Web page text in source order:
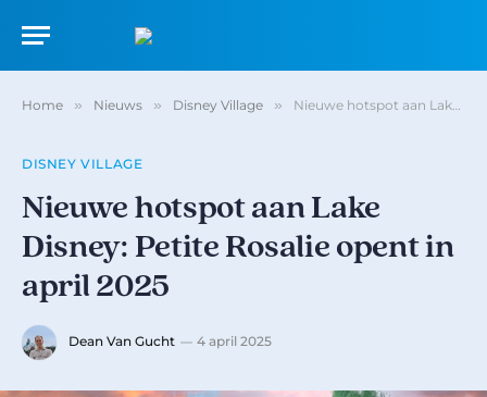
Home » Nieuws » Disney Village » Nieuwe hotspot aan Lake Disney: Petite Rosalie opent in april 2025
DISNEY VILLAGE
Nieuwe hotspot aan Lake
Disney: Petite Rosalie opent in
april 2025
Dean Van Gucht 4 april 2025